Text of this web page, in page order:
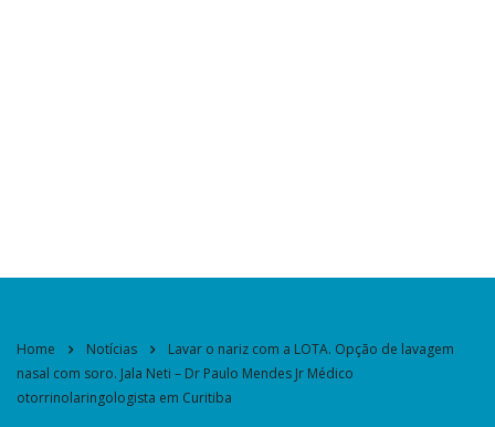
Home Notícias
Lavar o nariz com a LOTA. Opção de lavagem
nasal com soro. Jala Neti – Dr Paulo Mendes Jr Médico
otorrinolaringologista em Curitiba